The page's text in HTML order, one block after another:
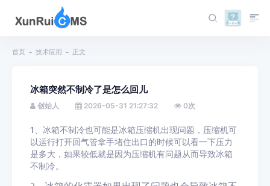
首页 技术应用 正文
冰箱突然不制冷了是怎么回儿
创始人 2026-05-31 21:27:32 0次
1、冰箱不制冷也可能是冰箱压缩机出现问题，压缩机可
以运行打开回气管拿手堵住出口的时候可以看一下压力
是多大，如果较低就是因为压缩机有问题从而导致冰箱
不制冷。